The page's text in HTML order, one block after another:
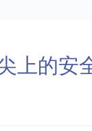
上的安